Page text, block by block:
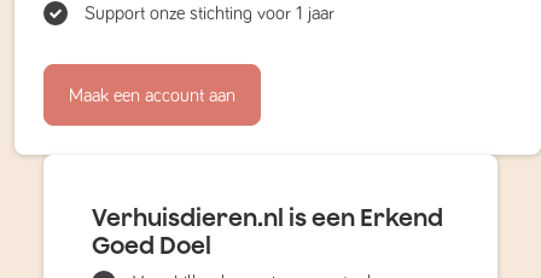
Support onze stichting voor 1 jaar
Maak een account aan
Verhuisdieren.nl is een Erkend
Goed Doel